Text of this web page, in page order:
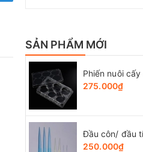
SẢN PHẨM MỚI
275.000₫
250.000₫